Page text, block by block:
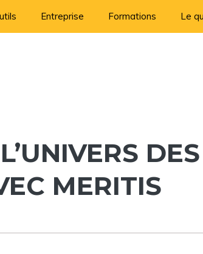
Entreprise Formations Le
MERITIS